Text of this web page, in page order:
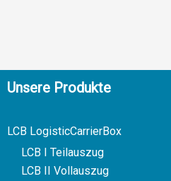
Unsere Produkte
LCB LogisticCarrierBox
LCB I Teilauszug
LCB II Vollauszug